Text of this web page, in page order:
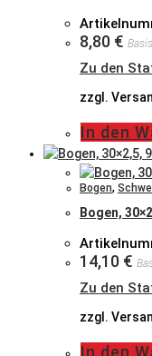
8,80 €
Zu den
zzgl.
In den
Bogen,
Bogen,
14,10 €
Zu den
zzgl.
In den